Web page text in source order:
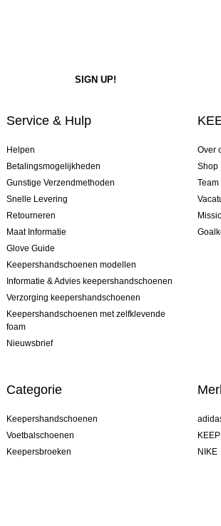
Service & Hulp
Helpen
Betalingsmogelijkheden
Gunstige Verzendmethoden
Snelle Levering
Retourneren
Maat Informatie
Glove Guide
Keepershandschoenen modellen
Informatie & Advies keepershandschoenen
Verzorging keepershandschoenen
Keepershandschoenen met zelfklevende
foam
Nieuwsbrief
Over
Shop
Team
Categorie
Keepershandschoenen
Voetbalschoenen
Keepersbroeken
NIKE